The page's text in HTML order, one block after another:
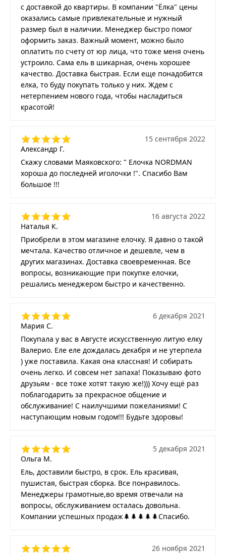
с доставкой до квартиры. В компании "Ёлка" цены
оказались самые привлекательные и нужный
размер был в наличии. Менеджер быстро помог
оформить заказ. Важный момент, можно было
оплатить по счету от юр лица, что тоже меня очень
устроило. Сама ель в шикарная, очень хорошее
качество. Доставка быстрая. Если еще понадобится
елка, то буду покупать только у них. Ждем с
нетерпением нового года, чтобы насладиться
красотой!
Александр Г.
15 сентября 2022
Скажу словами Маяковского: " Елочка NORDMAN
хороша до последней иголочки !". Спасибо Вам
большое !!!
Наталья К.
16 августа 2022
Приобрели в этом магазине елочку. Я давно о такой
мечтала. Качество отличное и дешевле, чем в
других магазинах. Доставка своевременная. Все
вопросы, возникающие при покупке елочки,
решались менеджером быстро и качественно.
Мария С.
6 декабря 2021
Покупала у вас в Августе искусственную литую елку
Валерио. Еле еле дождалась декабря и не утерпела
) уже поставила. Какая она классная! И собирать
очень легко. И совсем нет запаха! Показываю фото
друзьям - все тоже хотят такую же!))) Хочу ещё раз
поблагодарить за прекрасное общение и
обслуживание! С наилучшими пожеланиями! С
наступающим новым годом!!! Будьте здоровы!
Ольга М.
5 декабря 2021
Ель, доставили быстро, в срок. Ель красивая,
пушистая, быстрая сборка. Все понравилось.
Менеджеры грамотные,во время отвечали на
вопросы, обслуживанием осталась довольна.
Компании успешных продаж🌲🌲🌲🌲🌲Спасибо.
26 ноября 2021